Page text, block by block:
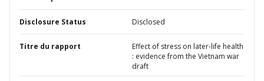
Disclosure Status Disclosed
Titre du rapport
Effect of stress on later-life health
: evidence from the Vietnam war
draft